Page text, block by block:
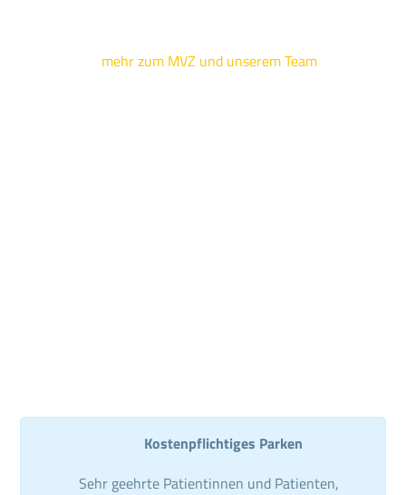
mehr zum MVZ und unserem Team
Kostenpflichtiges Parken
Sehr geehrte Patientinnen und Patienten,